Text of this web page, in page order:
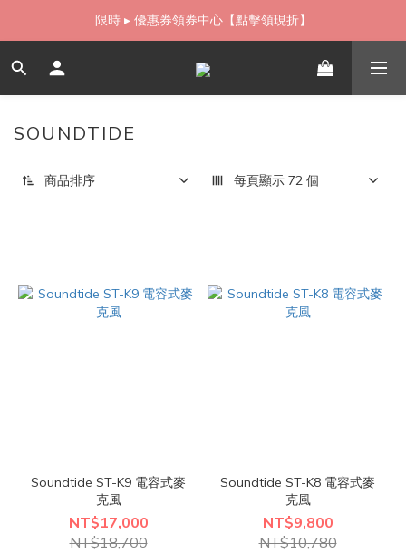
如需當日配送貨海外寄送，歡迎直接與我們聯繫
限時 ▸ 優惠券領券中心【點擊領現折】
如需當日配送貨海外寄送，歡迎直接與我們聯繫
SOUNDTIDE
商品排序 每頁顯示 72 個
Soundtide ST-K9 電容式麥
克風
NT$17,000
NT$18,700
Soundtide ST-K8 電容式麥
克風
NT$9,800
NT$10,780